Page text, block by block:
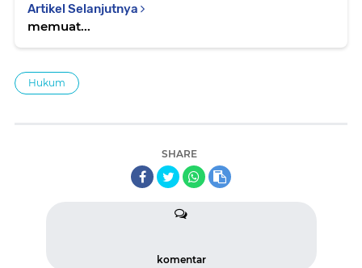
Artikel Selanjutnya
memuat...
Hukum
SHARE
komentar